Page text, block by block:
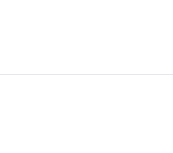
Valpolicella, durante il quale, a
dell'orto e un primo piatto della